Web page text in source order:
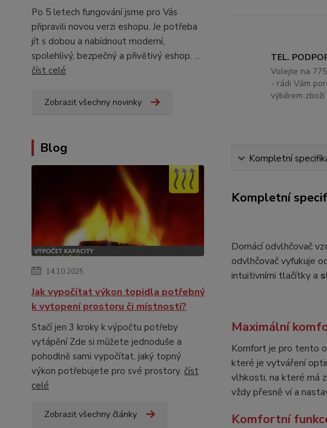
Po 5 letech fungování jsme pro Vás
připravili novou verzi eshopu. Je potřeba
jít s dobou a nabídnout moderní,
spolehlivý, bezpečný a přivětivý eshop. ...
číst celé
Zobrazit všechny novinky
Blog
14.10.2025
Jak vypočítat výkon topidla potřebný
k vytopení prostoru či místnosti?
Stačí jen 3 kroky k výpočtu potřeby
vytápění Zde si můžete jednoduše a
pohodlně sami vypočítat, jaký topný
výkon potřebujete pro své prostory. číst
celé
Zobrazit všechny články
TEL.
Volejte na
- rádi Vám
výběrem zboží
Kompletní
Kompletní
Domácí odvlhčovač
odvlhčovač vyfukuje
intuitivními tlačítky a
Maximální
Komfort je pro tento
které je vytváření
vlhkosti, na které má
vždy přesně ví a
Komfortní